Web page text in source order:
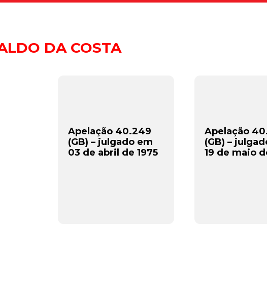
DA COSTA
Apelação 40.249
(GB) – julgado em
03 de abril de 1975
Apelação
(GB) –
19 de maio